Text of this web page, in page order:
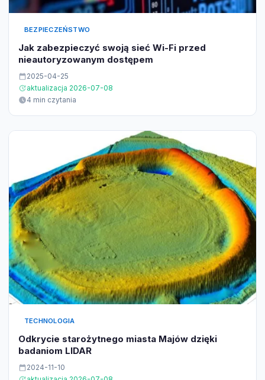
BEZPIECZEŃSTWO
Jak zabezpieczyć swoją sieć Wi-Fi przed
nieautoryzowanym dostępem
2025-04-25
aktualizacja 2026-07-08
4 min czytania
TECHNOLOGIA
Odkrycie starożytnego miasta Majów dzięki
badaniom LIDAR
2024-11-10